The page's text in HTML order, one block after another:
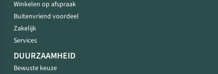
Winkelen op afspraak
Buitenvriend voordeel
Zakelijk
Services
DUURZAAMHEID
Bewuste keuze